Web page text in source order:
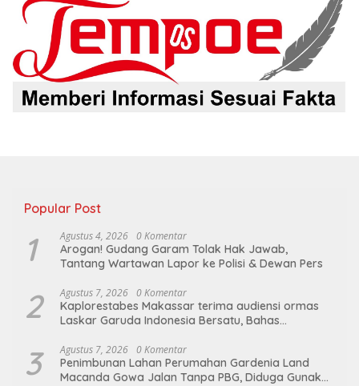
Popular Post
1 Agustus 4, 2026 0 Komentar
Arogan! Gudang Garam Tolak Hak Jawab,
Tantang Wartawan Lapor ke Polisi & Dewan Pers
2 Agustus 7, 2026 0 Komentar
Kaplorestabes Makassar terima audiensi ormas
Laskar Garuda Indonesia Bersatu, Bahas
3 Agustus 7, 2026 0 Komentar
Penimbunan Lahan Perumahan Gardenia Land
Macanda Gowa Jalan Tanpa PBG, Diduga Gunakan